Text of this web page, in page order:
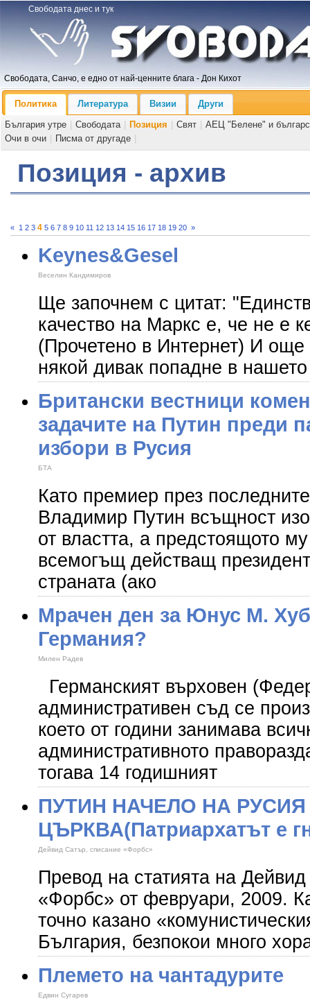
Свободата днес и тук
Свободата, Санчо, е едно от най-ценните блага - Дон Кихот
Политика Литература Визии
Други
България утре
Свободата Позиция Свят
АЕЦ "Белене" и
Очи в очи
Писма от другаде
Позиция - архив
« 1 2 3 4 5 6 7 8 9 10 11 12 13 14 15 16 17 18 19 20 »
Keynes&Gesel
Веселин Кандимиров
Ще започнем с цитат:
качество на Маркс е, че не е
(Прочетено в Интернет) И още
някой дивак попадне в
Британски вестници
задачите на Путин преди
избори в Русия
БТА
Като премиер през
Владимир Путин всъщност
от властта, а предстоящото
всемогъщ действащ
страната (ако
Мрачен ден за Юнус М.
Германия?
Милен Радев
Германският върховен
административен съд се
което от години занимава
административното
тогава 14 годишният
ПУТИН НАЧЕЛО НА
ЦЪРКВА(Патриархатът е
Дейвид Сатър, списание «Форбс»
Превод на статията на
«Форбс» от февруари, 2009.
точно казано
България, безпокои много
Племето на чантадурите
Едвин Сугарев